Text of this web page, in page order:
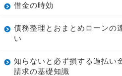
借金の時効
債務整理とおまとめローンの
い
知らないと必ず損する過払い
請求の基礎知識